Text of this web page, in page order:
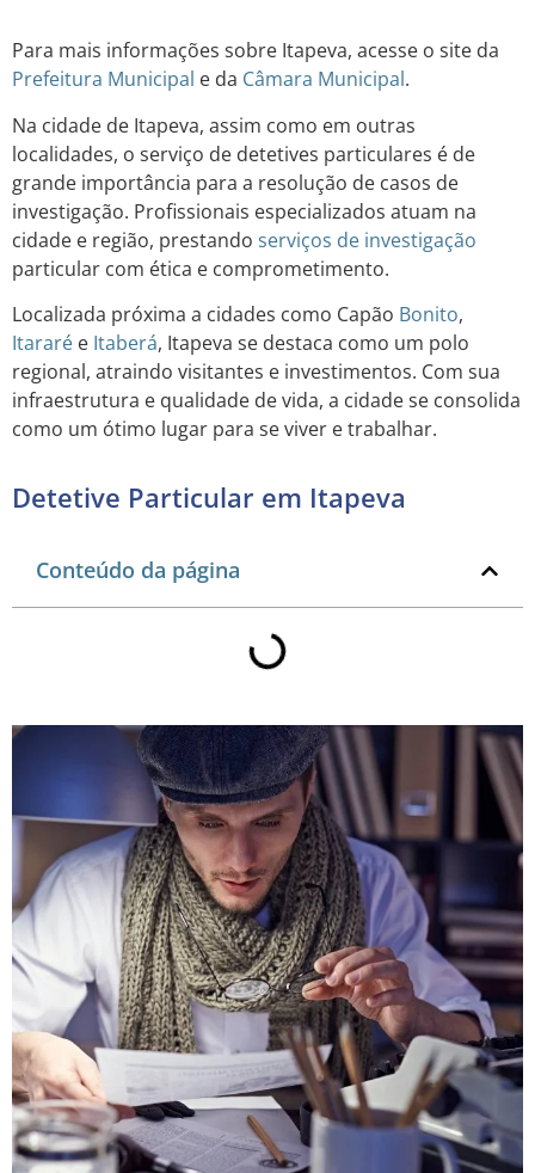
Para mais informações sobre Itapeva, acesse o site da
Prefeitura Municipal e da Câmara Municipal.
Na cidade de Itapeva, assim como em outras
localidades, o serviço de detetives particulares é de
grande importância para a resolução de casos de
investigação. Profissionais especializados atuam na
cidade e região, prestando serviços de investigação
particular com ética e comprometimento.
Localizada próxima a cidades como Capão Bonito,
Itararé e Itaberá, Itapeva se destaca como um polo
regional, atraindo visitantes e investimentos. Com sua
infraestrutura e qualidade de vida, a cidade se consolida
como um ótimo lugar para se viver e trabalhar.
Detetive Particular em Itapeva
Conteúdo da página